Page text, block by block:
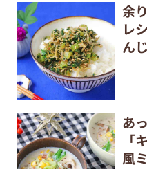
余
レ
ん
あ
「
風